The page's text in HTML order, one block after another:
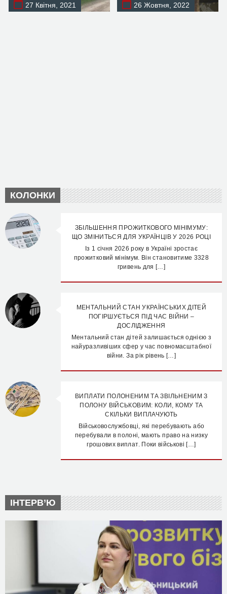
27 Квітня, 2021 26 Жовтня, 2022
КОЛОНКИ
ЗБІЛЬШЕННЯ ПРОЖИТКОВОГО МІНІМУМУ:
ЩО ЗМІНИТЬСЯ ДЛЯ УКРАЇНЦІВ У 2026 РОЦІ
Із 1 січня 2026 року в Україні зростає
прожитковий мінімум. Він становитиме 3328
гривень для […]
МЕНТАЛЬНИЙ СТАН УКРАЇНСЬКИХ ДІТЕЙ
ПОГІРШУЄТЬСЯ ПІД ЧАС ВІЙНИ –
ДОСЛІДЖЕННЯ
Ментальний стан дітей залишається однією з
найуразливіших сфер у час повномасштабної
війни. За рік рівень […]
ВИПЛАТИ ПОЛОНЕНИМ ТА ЗВІЛЬНЕНИМ З
ПОЛОНУ ВІЙСЬКОВИМ: КОЛИ, КОМУ ТА
СКІЛЬКИ ВИПЛАЧУЮТЬ
Військовослужбовці, які перебувають або
перебували в полоні, мають право на низку
грошових виплат. Поки військові […]
ІНТЕРВ’Ю